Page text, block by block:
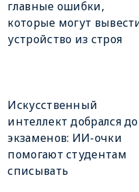
главные ошибки,
которые могут
устройство из строя
Искусственный
интеллект добрался до
экзаменов: ИИ-очки
помогают студентам
списывать